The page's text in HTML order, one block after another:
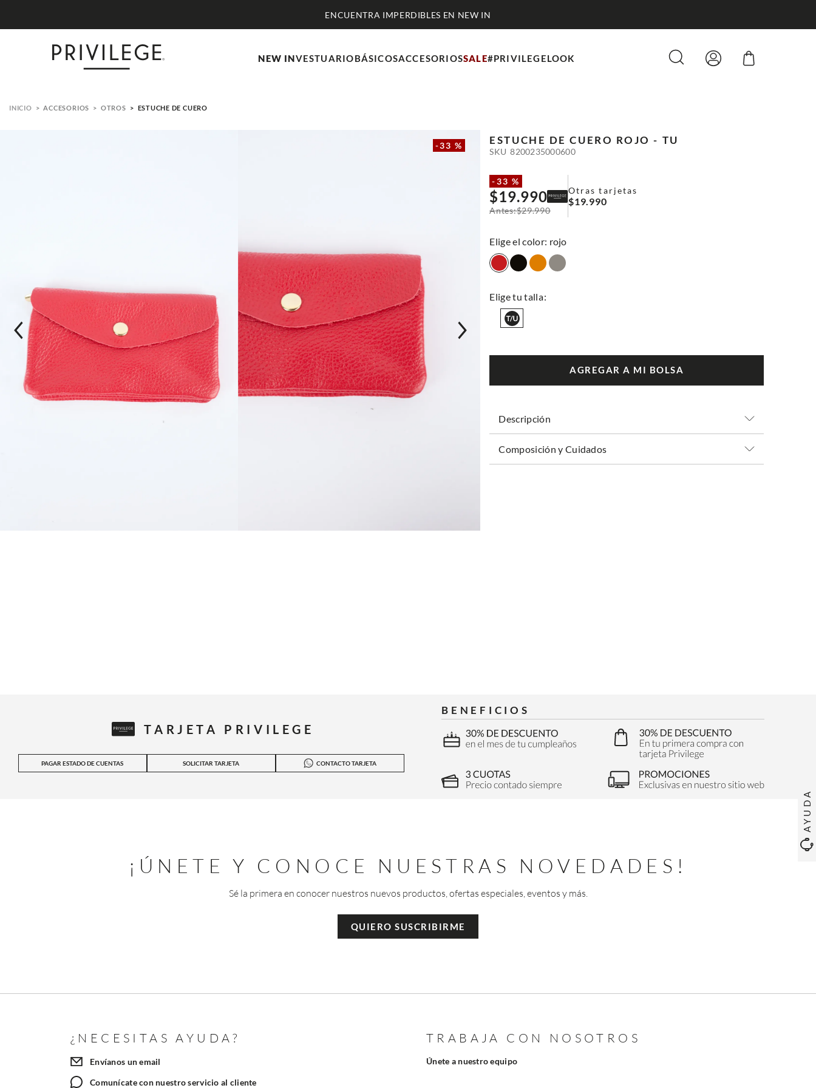
AYUDA
ENCUENTRA IMPERDIBLES EN NEW IN
NEW INVESTUARIOBÁSICOSACCESORIOSSALE#PRIVILEGELOOK
ACCESORIOS OTROS ESTUCHE DE CUERO
-33 % ESTUCHE DE CUERO ROJO - TU
SKU 8200235000600
-33 %
$19.990
$29.990
Otras tarjetas
$19.990
: rojo
AGREGAR A MI BOLSA
Descripción
Composición y Cuidados
TARJETA PRIVILEGE
PAGAR ESTADO DE CUENTAS SOLICITAR TARJETA CONTACTO TARJETA
BENEFICIOS
¡ÚNETE Y CONOCE NUESTRAS NOVEDADES!
Sé la primera en conocer nuestros nuevos productos, ofertas especiales, eventos y más.
QUIERO SUSCRIBIRME
¿NECESITAS AYUDA?
Envíanos un email
Comunícate con nuestro servicio al cliente
TRABAJA CON NOSOTROS
Únete a nuestro equipo